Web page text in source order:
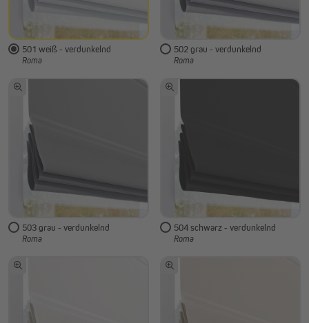
501 weiß - verdunkelnd
Roma
502 grau - verdunkelnd
Roma
503 grau - verdunkelnd
Roma
504 schwarz - verdunkelnd
Roma